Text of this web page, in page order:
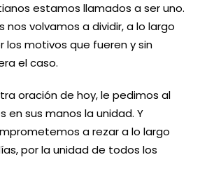
estamos llamados a ser uno.
nos volvamos a dividir, a lo largo
los motivos que fueren y sin
el caso.
oración de hoy, le pedimos al
en sus manos la unidad. Y
a rezar a lo largo
por la unidad de todos los